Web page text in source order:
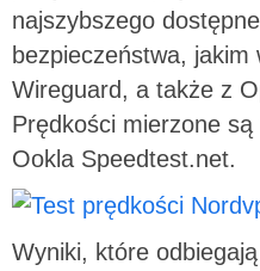
najszybszego
bezpieczeństwa, jakim
Wireguard, a także z
Prędkości mierzone
Ookla Speedtest.net.
Wyniki, które